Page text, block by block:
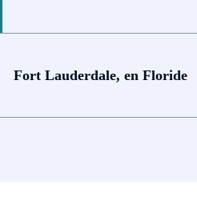
Fort Lauderdale, en Floride